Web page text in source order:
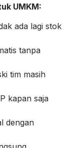
UMKM:
ada lagi stok
tanpa
tim masih
kapan saja
dengan